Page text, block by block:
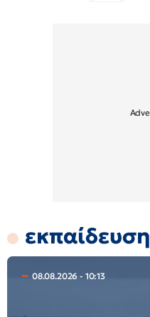
εκπαίδευση
08.08.2026 - 10:13